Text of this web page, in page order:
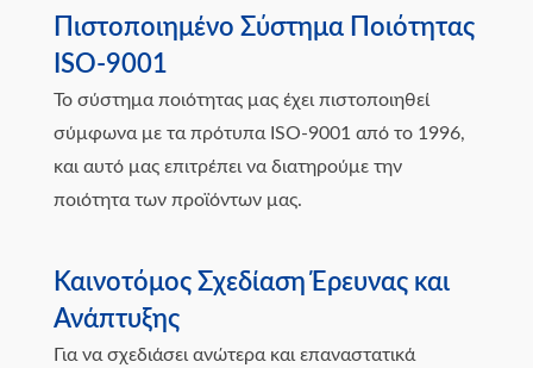
Πιστοποιημένο Σύστημα Ποιότητας
ISO-9001
Το σύστημα ποιότητας μας έχει πιστοποιηθεί
σύμφωνα με τα πρότυπα ISO-9001 από το 1996,
και αυτό μας επιτρέπει να διατηρούμε την
ποιότητα των προϊόντων μας.
Καινοτόμος Σχεδίαση Έρευνας και
Ανάπτυξης
Για να σχεδιάσει ανώτερα και επαναστατικά